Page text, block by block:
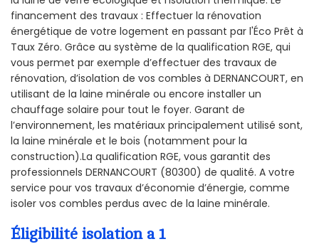
financement des travaux : Effectuer la rénovation
énergétique de votre logement en passant par l'Éco Prêt à
Taux Zéro. Grâce au système de la qualification RGE, qui
vous permet par exemple d’effectuer des travaux de
rénovation, d’isolation de vos combles à DERNANCOURT, en
utilisant de la laine minérale ou encore installer un
chauffage solaire pour tout le foyer. Garant de
l’environnement, les matériaux principalement utilisé sont,
la laine minérale et le bois (notamment pour la
construction).La qualification RGE, vous garantit des
professionnels DERNANCOURT (80300) de qualité. A votre
service pour vos travaux d’économie d’énergie, comme
isoler vos combles perdus avec de la laine minérale.
Éligibilité isolation a 1